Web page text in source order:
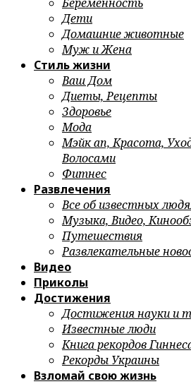
Дети
Домашние животные
Муж и Жена
Стиль жизни
Ваш Дом
Диеты, Рецепты
Здоровье
Мода
Мэйк ап, Красота,
Волосами
Фитнес
Развлечения
Все об известных
Музыка, Видео,
Путешествия
Развлекательные
Видео
Приколы
Достижения
Достижения науки и
Известные люди
Книга рекордов
Рекорды Украины
Взломай свою жизнь